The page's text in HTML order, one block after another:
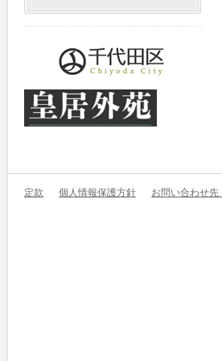
定款 個人情報保護方針 お問い合わせ先